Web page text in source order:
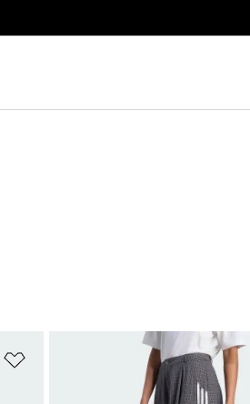
Aggiungi alla lista dei desideri